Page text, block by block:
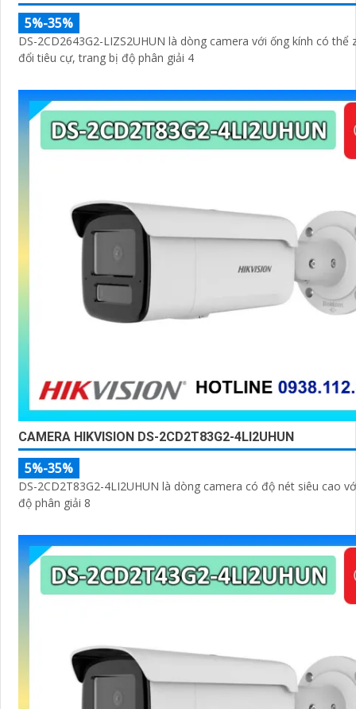
5%-35%
DS-2CD2643G2-LIZS2UHUN là dòng camera với ống kính có thể
đổi tiêu cự, trang bị độ phân giải 4
CAMERA HIKVISION DS-2CD2T83G2-4LI2UHUN
5%-35%
DS-2CD2T83G2-4LI2UHUN là dòng camera có độ nét siêu cao
độ phân giải 8